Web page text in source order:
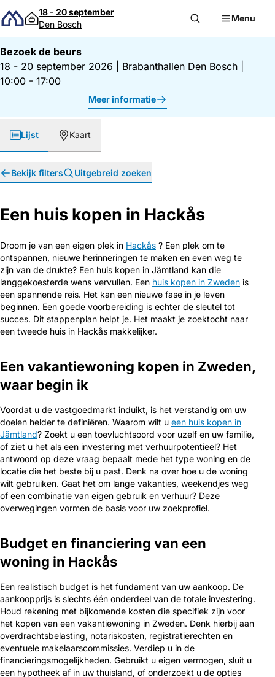
Direct naar inhoud
18 - 20 september
Den Bosch
Menu
Bezoek de beurs
18 - 20 september 2026
Brabanthallen Den Bosch
10:00 - 17:00
Meer informatie
Lijst Kaart
Bekijk filters Uitgebreid zoeken
Een huis kopen in Hackås
Droom je van een eigen plek in Hackås ? Een plek om te
ontspannen, nieuwe herinneringen te maken en even weg te
zijn van de drukte? Een huis kopen in Jämtland kan die
langgekoesterde wens vervullen. Een huis kopen in Zweden is
een spannende reis. Het kan een nieuwe fase in je leven
beginnen. Een goede voorbereiding is echter de sleutel tot
succes. Dit stappenplan helpt je. Het maakt je zoektocht naar
een tweede huis in Hackås makkelijker.
Een vakantiewoning kopen in Zweden,
waar begin ik
Voordat u de vastgoedmarkt induikt, is het verstandig om uw
doelen helder te definiëren. Waarom wilt u een huis kopen in
Jämtland? Zoekt u een toevluchtsoord voor uzelf en uw familie,
of ziet u het als een investering met verhuurpotentieel? Het
antwoord op deze vraag bepaalt mede het type woning en de
locatie die het beste bij u past. Denk na over hoe u de woning
wilt gebruiken. Gaat het om lange vakanties, weekendjes weg
of een combinatie van eigen gebruik en verhuur? Deze
overwegingen vormen de basis voor uw zoekprofiel.
Budget en financiering van een
woning in Hackås
Een realistisch budget is het fundament van uw aankoop. De
aankoopprijs is slechts één onderdeel van de totale investering.
Houd rekening met bijkomende kosten die specifiek zijn voor
het kopen van een vakantiewoning in Zweden. Denk hierbij aan
overdrachtsbelasting, notariskosten, registratierechten en
eventuele makelaarscommissies. Verdiep u in de
financieringsmogelijkheden. Gebruikt u eigen vermogen, sluit u
een hypotheek af in uw thuisland, of onderzoekt u de opties